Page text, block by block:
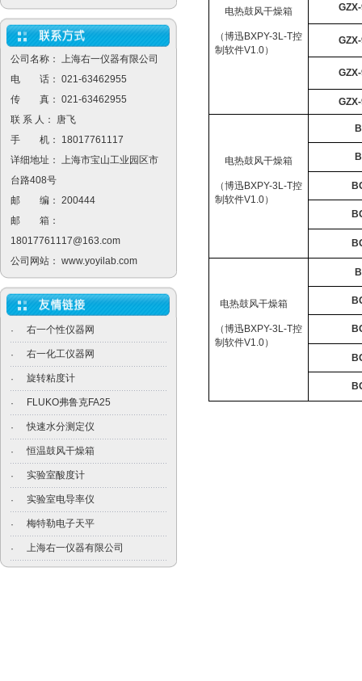
公司名称： 上海右一仪器有限公司
电 话： 021-63462955
传 真： 021-63462955
联 系 人： 唐飞
手 机： 18017761117
详细地址： 上海市宝山工业园区市
台路408号
邮 编： 200444
邮 箱：
18017761117@163.com
公司网站： www.yoyilab.com
· 右一个性仪器网
· 右一化工仪器网
· 旋转粘度计
· FLUKO弗鲁克FA25
· 快速水分测定仪
· 恒温鼓风干燥箱
· 实验室酸度计
· 实验室电导率仪
· 梅特勒电子天平
· 上海右一仪器有限公司
电热鼓风干燥箱
（博迅 BXPY-3L-T控
制软件V1.0）
电热鼓风干燥箱
（博迅 BXPY-3L-T控
制软件V1.0）
电热鼓风干燥箱
（博迅 BXPY-3L-T控
制软件V1.0）